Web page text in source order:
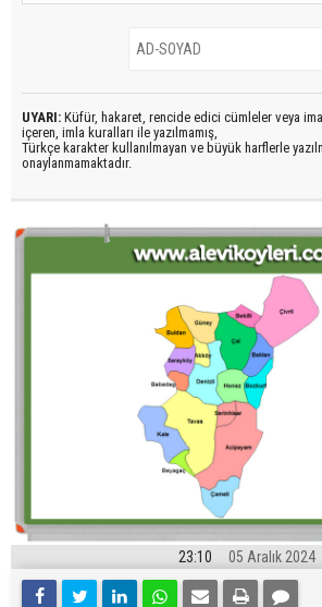
UYARI: Küfür, hakaret, rencide edici cümleler veya
içeren, imla kuralları ile yazılmamış,
Türkçe karakter kullanılmayan ve büyük harflerle
onaylanmamaktadır.
23:10 05 Aralık 2024